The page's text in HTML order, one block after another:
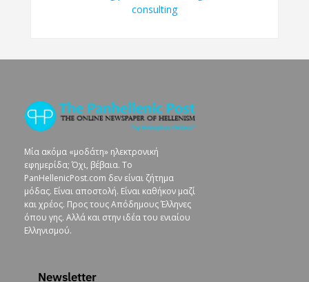
Μία ακόμα «μοδάτη» ηλεκτρονική
εφημερίδα; Όχι, βέβαια. To
PanHellenicPost.com δεν είναι ζήτημα
μόδας. Είναι αποστολή. Είναι καθήκον μαζί
και χρέος. Προς τους Απόδημους Έλληνες
όπου γης. Αλλά και στην ιδέα του ενιαίου
Ελληνισμού.
Newsletter